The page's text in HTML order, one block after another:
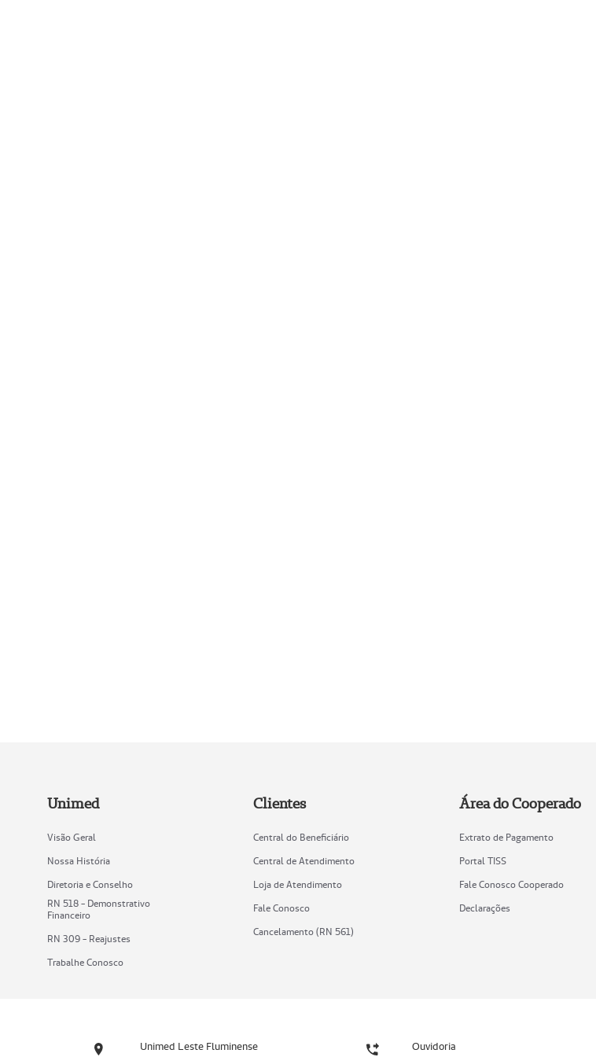
Unimed
Visão Geral
Nossa História
Diretoria e Conselho
RN 518 - Demonstrativo
Financeiro
RN 309 - Reajustes
Trabalhe Conosco
Clientes
Central do Beneficiário
Central de Atendimento
Loja de Atendimento
Fale Conosco
Cancelamento (RN 561)
Área do Cooperado
Extrato de Pagamento
Portal TISS
Fale Conosco Cooperado
Declarações
Unimed Leste Fluminense Ouvidoria